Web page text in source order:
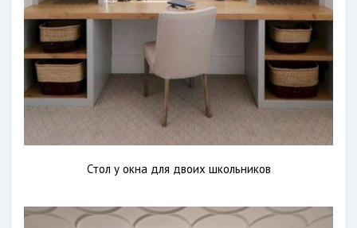
Стол у окна для двоих школьников